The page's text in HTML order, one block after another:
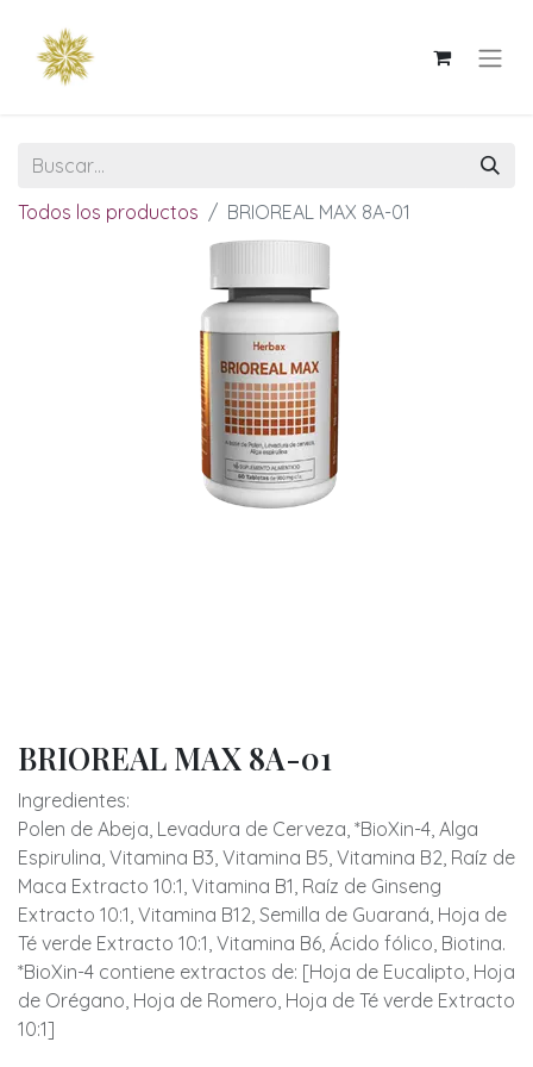
Todos los productos BRIOREAL MAX 8A-01
BRIOREAL MAX 8A-01
Ingredientes:
Polen de Abeja, Levadura de Cerveza, *BioXin-4, Alga
Espirulina, Vitamina B3, Vitamina B5, Vitamina B2, Raíz de
Maca Extracto 10:1, Vitamina B1, Raíz de Ginseng
Extracto 10:1, Vitamina B12, Semilla de Guaraná, Hoja de
Té verde Extracto 10:1, Vitamina B6, Ácido fólico, Biotina.
*BioXin-4 contiene extractos de: [Hoja de Eucalipto, Hoja
de Orégano, Hoja de Romero, Hoja de Té verde Extracto
10:1]